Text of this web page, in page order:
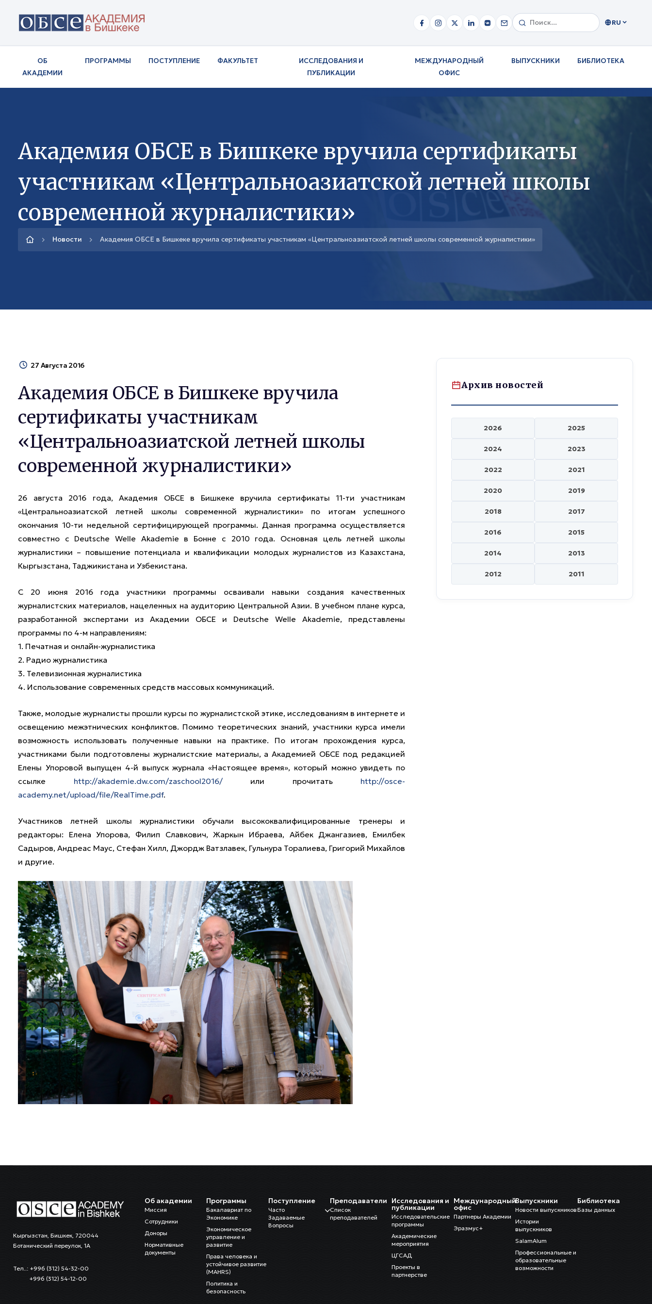
RU
ОБ
АКАДЕМИИ
ПРОГРАММЫ ПОСТУПЛЕНИЕ ФАКУЛЬТЕТ
ИССЛЕДОВАНИЯ И
ПУБЛИКАЦИИ
МЕЖДУНАРОДНЫЙ
ОФИС
ВЫПУСКНИКИ БИБЛИОТЕКА
Академия ОБСЕ в Бишкеке вручила сертификаты
участникам «Центральноазиатской летней школы
современной журналистики»
Новости Академия ОБСЕ в Бишкеке вручила сертификаты участникам «Центральноазиатской летней школы современной журналистики»
27 Августа 2016
Академия ОБСЕ в Бишкеке вручила
сертификаты участникам
«Центральноазиатской летней школы
современной журналистики»
26 августа 2016 года, Академия ОБСЕ в Бишкеке вручила сертификаты 11-ти участникам
«Центральноазиатской летней школы современной журналистики» по итогам успешного
окончания 10-ти недельной сертифицирующей программы. Данная программа осуществляется
совместно с Deutsche Welle Akademie в Бонне с 2010 года. Основная цель летней школы
журналистики – повышение потенциала и квалификации молодых журналистов из Казахстана,
Кыргызстана, Таджикистана и Узбекистана.
С 20 июня 2016 года участники программы осваивали навыки создания качественных
журналистских материалов, нацеленных на аудиторию Центральной Азии. В учебном плане курса,
разработанной экспертами из Академии ОБСЕ и Deutsche Welle Akademie, представлены
программы по 4-м направлениям:
1. Печатная и онлайн-журналистика
2. Радио журналистика
3. Телевизионная журналистика
4. Использование современных средств массовых коммуникаций.
Также, молодые журналисты прошли курсы по журналистской этике, исследованиям в интернете и
освещению межэтнических конфликтов. Помимо теоретических знаний, участники курса имели
возможность использовать полученные навыки на практике. По итогам прохождения курса,
участниками были подготовлены журналистские материалы, а Академией ОБСЕ под редакцией
Елены Упоровой выпущен 4-й выпуск журнала «Настоящее время», который можно увидеть по
ссылке http://akademie.dw.com/zaschool2016/или прочитать http://osce-
academy.net/upload/file/RealTime.pdf.
Участников летней школы журналистики обучали высококвалифицированные тренеры и
редакторы: Елена Упорова, Филип Славкович, Жаркын Ибраева, Айбек Джангазиев, Емилбек
Садыров, Андреас Маус, Стефан Хилл, Джордж Ватзлавек, Гульнура Торалиева, Григорий Михайлов
и другие.
Архив новостей
2026 2025
2024 2023
2022 2021
2020 2019
2018 2017
2016 2015
2014 2013
2012 2011
Кыргызстан, Бишкек, 720044
Ботанический переулок, 1А
Тел..: +996 (312) 54-32-00
+996 (312) 54-12-00
Об академии
Миссия
Сотрудники
Доноры
Нормативные
документы
Программы
Бакалавриат по
Экономике
Экономическое
управление и
развитие
Права человека и
устойчивое развитие
(MAHRS)
Политика и
безопасность
Поступление
Часто
Задаваемые
Вопросы
Преподаватели
Список
преподавателей
Исследования и
публикации
Исследовательские
программы
Академические
мероприятия
ЦГСАД
Проекты в
партнерстве
Международный
офис
Партнеры Академии
Эразмус+
Выпускники
Новости выпускников
Истории
выпускников
SalamAlum
Профессиональные и
образовательные
возможности
Библиотека
Базы данных